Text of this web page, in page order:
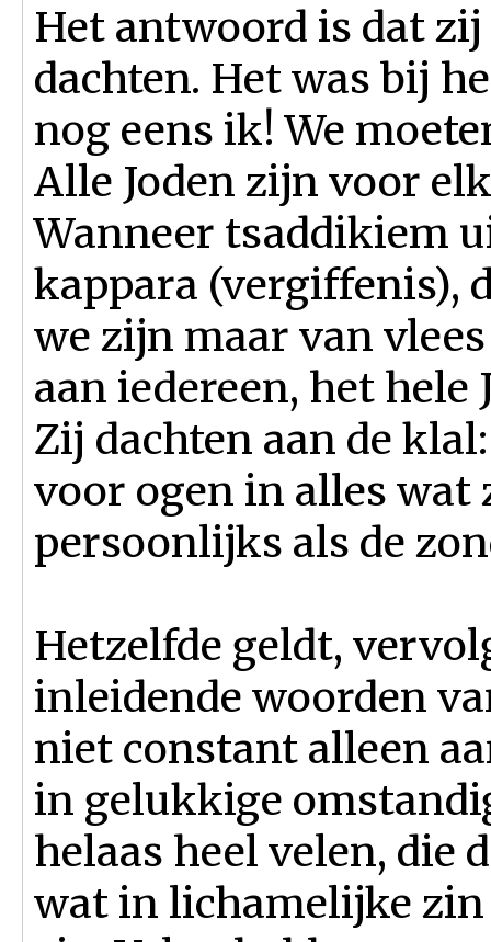
Het antwoord is dat
dachten. Het was bij
nog eens ik! We
Alle Joden zijn voor
Wanneer tsaddikiem
kappara (vergiffenis),
we zijn maar van
aan iedereen, het hele
Zij dachten aan de
voor ogen in alles wat
persoonlijks als de
Hetzelfde geldt,
inleidende woorden
niet constant alleen
in gelukkige
helaas heel velen, die
wat in lichamelijke